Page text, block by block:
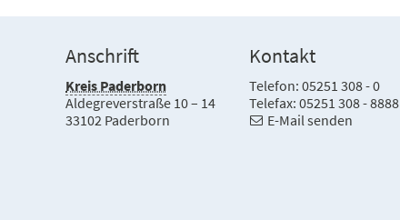
Anschrift
Kreis Paderborn
Aldegreverstraße 10 – 14
33102 Paderborn
Kontakt
Telefon: 05251 308 - 0
Telefax: 05251 308 - 8888
E-Mail senden